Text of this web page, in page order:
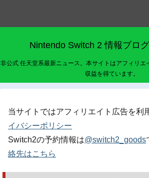
Nintendo Switch 2 情報ブロ
非公式 任天堂系最新ニュース。本サイトはアフィリエ
収益を得ています。
当サイトではアフィリエイト広告を利
イバシーポリシー
Switch2の予約情報は@switch2_goods
絡先はこちら